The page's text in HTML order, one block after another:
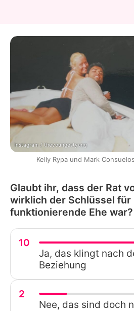
Instagram / theyoungestyung
Kelly Rypa und Mark
Glaubt ihr, dass der Rat
wirklich der Schlüssel für
funktionierende Ehe war?
10
Ja, das klingt nach
Beziehung
2
Nee, das sind doch